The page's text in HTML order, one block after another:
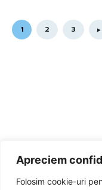
Apreciem
Folosim cookie-uri
1 2 3